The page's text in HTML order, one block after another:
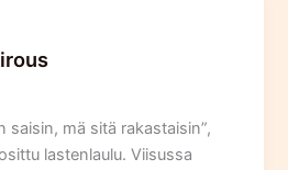
mä sitä rakastaisin”,
lastenlaulu. Viisussa